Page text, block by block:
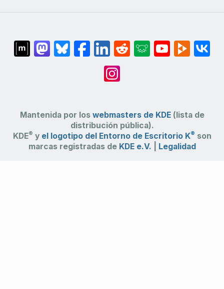
Mantenida por los webmasters de KDE(lista de
distribución pública).
KDE® y el logotipo del Entorno de Escritorio K® son
marcas registradas de KDE e.V. Legalidad